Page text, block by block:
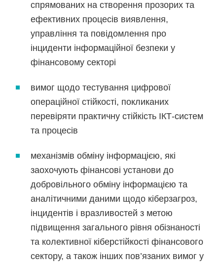
спрямованих на створення прозорих та
ефективних процесів виявлення,
управління та повідомлення про
інциденти інформаційної безпеки у
фінансовому секторі
вимог щодо тестування цифрової
операційної стійкості, покликаних
перевіряти практичну стійкість ІКТ-систем
та процесів
механізмів обміну інформацією, які
заохочують фінансові установи до
добровільного обміну інформацією та
аналітичними даними щодо кіберзагроз,
інцидентів і вразливостей з метою
підвищення загального рівня обізнаності
та колективної кіберстійкості фінансового
сектору, а також інших пов’язаних вимог у